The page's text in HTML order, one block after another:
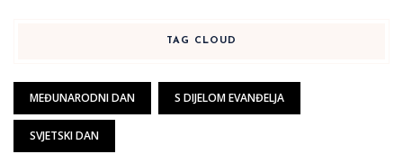
TAG CLOUD
MEĐUNARODNI DAN S DIJELOM EVANĐELJA
SVJETSKI DAN